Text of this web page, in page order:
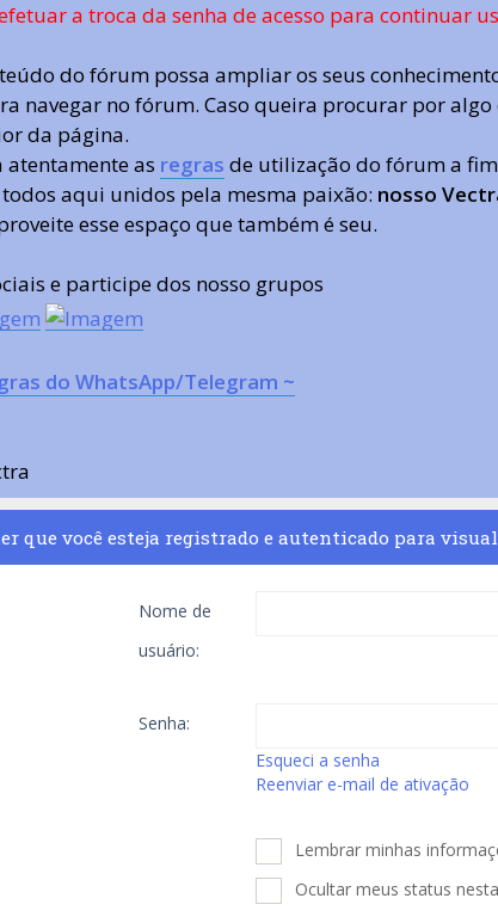
a troca da senha de acesso para continuar
do fórum possa ampliar os seus
navegar no fórum. Caso queira procurar por
da página.
atentamente as regras de utilização do fórum a
todos aqui unidos pela mesma paixão: nosso
esse espaço que também é seu.
e participe dos nosso grupos
do WhatsApp/Telegram ~
que você esteja registrado e autenticado para
Nome de
usuário:
Senha:
Esqueci a senha
Reenviar e-mail de ativação
Lembrar minhas
Ocultar meus status